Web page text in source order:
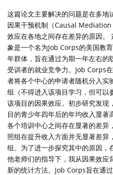
这篇论文主要解决的问题是在多
因果干预机制（Causal
效应在各地之间存在差异的原因。
象是一个名为Job Corps的美国教
年群体，旨在通过为期一年左右的
受训者的就业竞争力。Job Corps
者将各个中心的申请者随机分入实
组（不得进入该项目学习，但可以
该项目的因果效应。初步研究发现
目的青少年四年后的年均收入显
各个培训中心之间存在显著的差异
照组在提升收入方面并无显著差异
组。为了进一步探究其中的原因，
他老师们的指导下，我从因果效应
新的统计方法。Job Corps旨在通